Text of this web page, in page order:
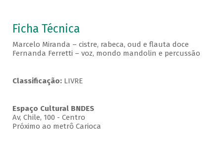
Ficha Técnica
Marcelo Miranda – cistre, rabeca, oud e flauta doce
Fernanda Ferretti – voz, mondo mandolin e percussão
Classificação: LIVRE
Espaço Cultural BNDES
Av, Chile, 100 - Centro
Próximo ao metrô Carioca